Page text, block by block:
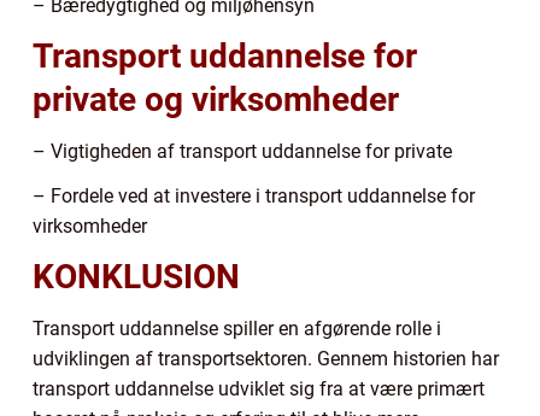
– Bæredygtighed og miljøhensyn
Transport uddannelse for
private og virksomheder
– Vigtigheden af transport uddannelse for private
– Fordele ved at investere i transport uddannelse for
virksomheder
KONKLUSION
Transport uddannelse spiller en afgørende rolle i
udviklingen af transportsektoren. Gennem historien har
transport uddannelse udviklet sig fra at være primært